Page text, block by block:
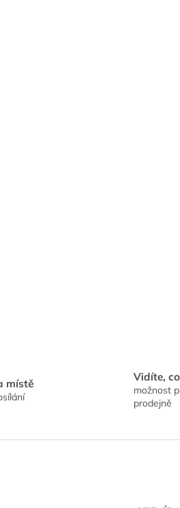
místě Vidíte,
možnost
prodejně